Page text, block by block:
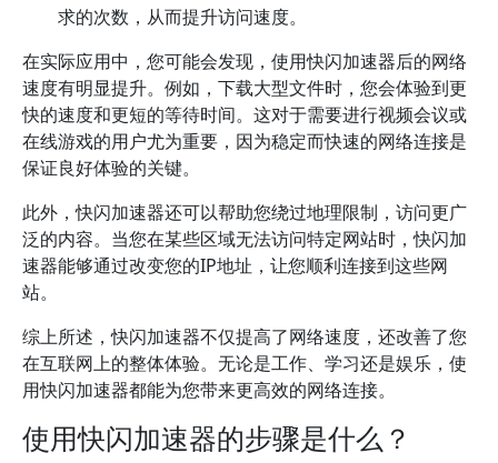
求的次数，从而提升访问速度。
在实际应用中，您可能会发现，使用快闪加速器后的网络
速度有明显提升。例如，下载大型文件时，您会体验到更
快的速度和更短的等待时间。这对于需要进行视频会议或
在线游戏的用户尤为重要，因为稳定而快速的网络连接是
保证良好体验的关键。
此外，快闪加速器还可以帮助您绕过地理限制，访问更广
泛的内容。当您在某些区域无法访问特定网站时，快闪加
速器能够通过改变您的IP地址，让您顺利连接到这些网
站。
综上所述，快闪加速器不仅提高了网络速度，还改善了您
在互联网上的整体体验。无论是工作、学习还是娱乐，使
用快闪加速器都能为您带来更高效的网络连接。
使用快闪加速器的步骤是什么？